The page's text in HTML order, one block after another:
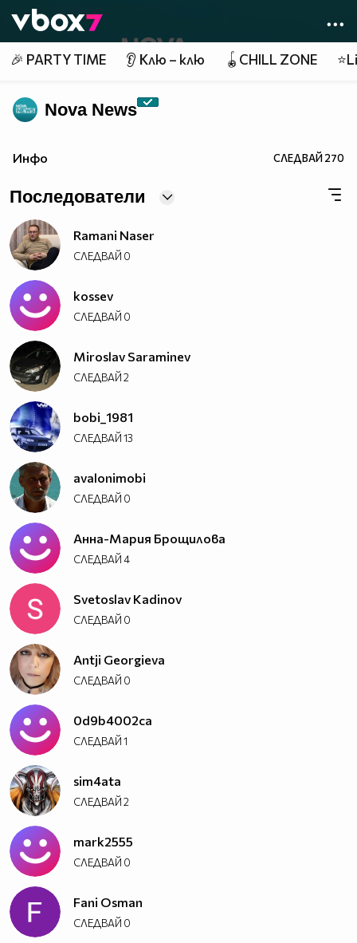
👾
🎉 PARTY TIME 👂 Клю – клю 🪀CHILL ZONE
Nova News
Инфо СЛЕДВАЙ270
Последователи
Ramani Naser
СЛЕДВАЙ 0
kossev
СЛЕДВАЙ 0
Miroslav Saraminev
СЛЕДВАЙ2
bobi_1981
СЛЕДВАЙ13
avalonimobi
СЛЕДВАЙ 0
Анна-Мария Брощилова
СЛЕДВАЙ4
Svetoslav Kadinov
СЛЕДВАЙ 0
Antji Georgieva
СЛЕДВАЙ 0
0d9b4002ca
СЛЕДВАЙ1
sim4ata
СЛЕДВАЙ2
mark2555
СЛЕДВАЙ 0
Fani Osman
СЛЕДВАЙ 0